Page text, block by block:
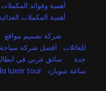
أهمية وفوائد
أهمية المكملات
شركة تصميم مواقع
للعائلات
افضل شركة
جدة
سائق عربي في
ساعة شوبارد
luxor tour